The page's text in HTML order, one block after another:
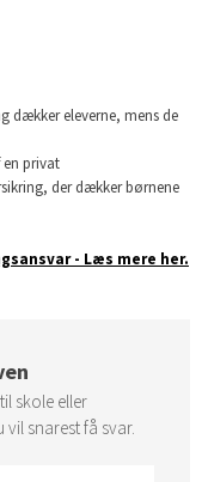
dækker eleverne, mens de
privat
der dækker børnene
- Læs mere her.
skole eller
snarest få svar.